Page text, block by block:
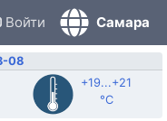
Войти Самара
08
+19...+21
°C